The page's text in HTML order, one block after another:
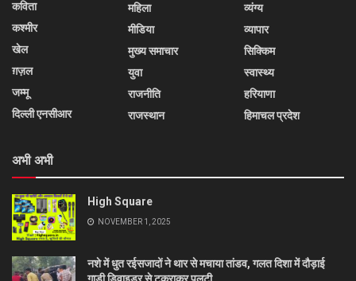
कविता
कश्मीर
खेल
ग़ज़ल
जम्मू
दिल्ली एनसीआर
महिला
मीडिया
मुख्य समाचार
युवा
राजनीति
राजस्थान
व्यंग्य
व्यापार
सिक्किम
स्वास्थ्य
हरियाणा
हिमाचल प्रदेश
अभी अभी
High Square
NOVEMBER 1, 2025
नशे में धुत रईसजादों ने थार से मचाया तांडव, गलत दिशा में दौड़ाई
गाड़ी डिवाइडर से टकराकर पलटी